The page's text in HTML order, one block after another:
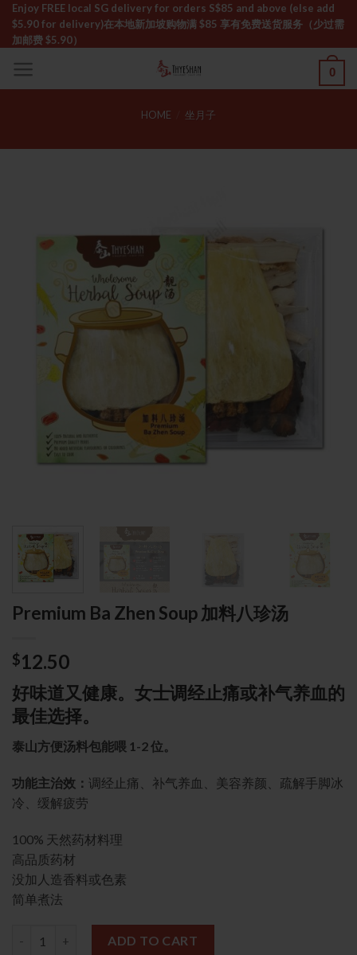
Skip
content
Enjoy FREE local SG delivery for orders S$85 and above (else add
$5.90 for delivery)ㅤ在本地新加坡购物满 $85 享有免费送货服务（少过需
加邮费 $5.90）
0
HOME 坐月子
Premium Ba Zhen Soup 加料八珍汤
$12.50
好味道又健康。女士调经止痛或补气养血的
最佳选择。
泰山方便汤料包能喂 1-2 位。
功能主治效： 调经止痛、补气养血、美容养颜、疏解手脚冰
冷、缓解疲劳
100% 天然药材料理
高品质药材
没加人造香料或色素
简单煮法
Premium Ba Zhen Soup 加料八珍汤 quantity
ADD TO CART